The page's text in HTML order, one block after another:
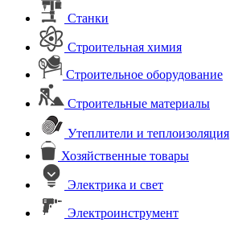
Станки
Строительная химия
Строительное оборудование
Строительные материалы
Утеплители и теплоизоляция
Хозяйственные товары
Электрика и свет
Электроинструмент